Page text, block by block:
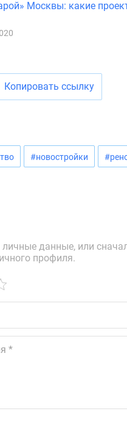
Москвы: какие
Копировать ссылку
#новостройки
данные, или
профиля.